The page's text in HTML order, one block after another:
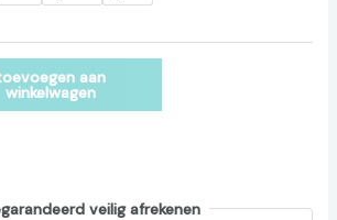
aan
winkelwagen
veilig afrekenen